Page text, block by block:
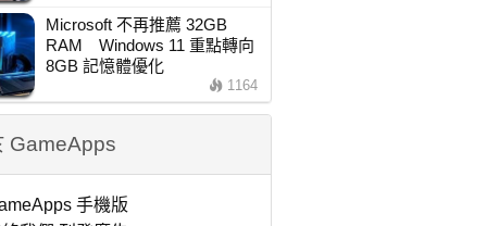
Microsoft 不再推薦 32GB
RAM Windows 11 重點轉向
8GB 記憶體優化
1164
GameApps
手機版